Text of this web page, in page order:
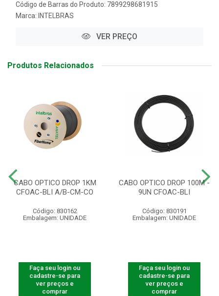
Código de Barras do Produto: 7899298681915
Marca: INTELBRAS
VER PREÇO
Produtos Relacionados
CABO OPTICO DROP 1KM
CFOAC-BLI A/B-CM-CO
Código: 830162
Embalagem: UNIDADE
Faça seu login ou
cadastre-se para
ver preços e
comprar
CABO OPTICO DROP 100M -
9UN CFOAC-BLI
Código: 830191
Embalagem: UNIDADE
Faça seu login ou
cadastre-se para
ver preços e
comprar